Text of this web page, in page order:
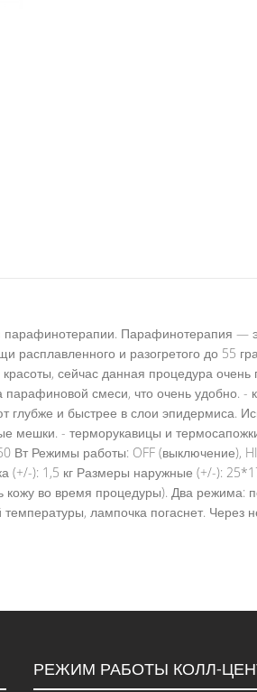
парафинотерапии. Парафинотерапия
расплавленного и разогретого до 55
сейчас данная процедура
смеси, что очень удобно.
и быстрее в слои эпидермиса.
мешки. - терморукавицы и
Вт Режимы работы: OFF (выключение),
(+/-): 1,5 кг Размеры наружные (+/-):
кожу во время процедуры). Два
лампочка погаснет. Через
РЕЖИМ РАБОТЫ КОЛЛ-